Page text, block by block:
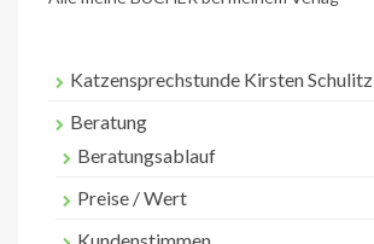
Katzensprechstunde Kirsten Schulitz
Beratung
Beratungsablauf
Preise / Wert